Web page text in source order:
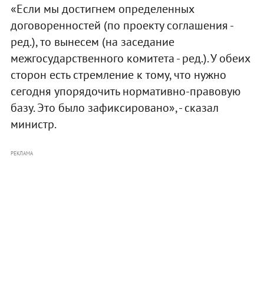
«Если мы достигнем определенных
договоренностей (по проекту соглашения -
ред.), то вынесем (на заседание
межгосударственного комитета - ред.). У обеих
сторон есть стремление к тому, что нужно
сегодня упорядочить нормативно-правовую
базу. Это было зафиксировано», - сказал
министр.
РЕКЛАМА